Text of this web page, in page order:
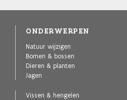
ONDERWERPEN
Natuur wijzigen
Bomen & bossen
Dieren & planten
Jagen
Vissen & hengelen